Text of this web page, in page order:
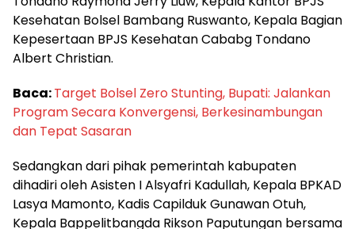
Kesehatan Bolsel Bambang Ruswanto, Kepala Bagian
Kepesertaan BPJS Kesehatan Cababg Tondano
Albert Christian.
Baca:Target Bolsel Zero Stunting, Bupati: Jalankan
Program Secara Konvergensi, Berkesinambungan
dan Tepat Sasaran
Sedangkan dari pihak pemerintah kabupaten
dihadiri oleh Asisten I Alsyafri Kadullah, Kepala BPKAD
Lasya Mamonto, Kadis Capilduk Gunawan Otuh,
Kepala Bappelitbangda Rikson Paputungan bersama